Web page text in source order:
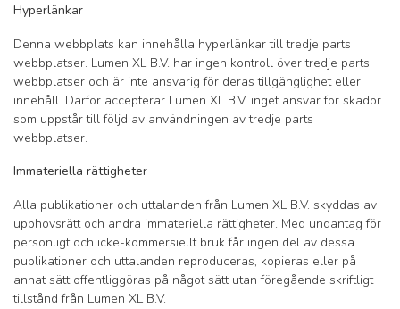
Hyperlänkar
Denna webbplats kan innehålla hyperlänkar till tredje parts
webbplatser. Lumen XL B.V. har ingen kontroll över tredje parts
webbplatser och är inte ansvarig för deras tillgänglighet eller
innehåll. Därför accepterar Lumen XL B.V. inget ansvar för skador
som uppstår till följd av användningen av tredje parts
webbplatser.
Immateriella rättigheter
Alla publikationer och uttalanden från Lumen XL B.V. skyddas av
upphovsrätt och andra immateriella rättigheter. Med undantag för
personligt och icke-kommersiellt bruk får ingen del av dessa
publikationer och uttalanden reproduceras, kopieras eller på
annat sätt offentliggöras på något sätt utan föregående skriftligt
tillstånd från Lumen XL B.V.